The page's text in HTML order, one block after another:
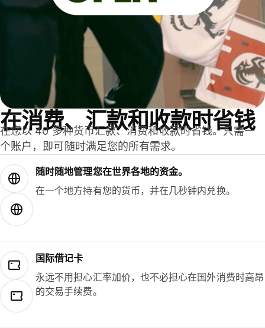
在消费、汇款和收款时省钱
在您以 40 多种货币汇款、消费和收款时省钱。只需一
个账户，即可随时满足您的所有需求。
随时随地管理您在世界各地的资金。
在一个地方持有您的货币，并在几秒钟内兑换。
国际借记卡
永远不用担心汇率加价，也不必担心在国外消费时高昂
的交易手续费。